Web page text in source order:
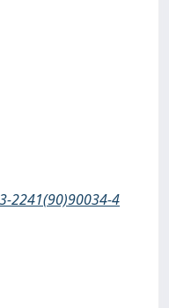
2241(90)90034-4